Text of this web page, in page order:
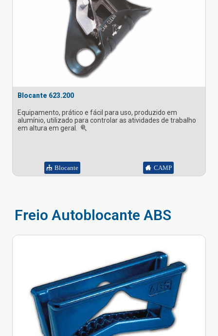
Blocante 623.200
Equipamento, prático e fácil para uso, produzido em
alumínio, utilizado para controlar as atividades de trabalho
em altura em geral.
Blocante CAMP
Freio Autoblocante ABS